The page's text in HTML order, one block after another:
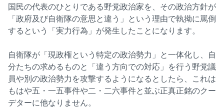
国民の代表のひとりである野党政治家を、その政治方針が
「政府及び自衛隊の意思と違う」という理由で執拗に罵倒
するという「実力行為」が発生したことになります。
自衛隊が「現政権という特定の政治勢力」と一体化し、自
分たちの求めるものと「違う方向での対応」を行う野党議
員や別の政治勢力を攻撃するようになるとしたら、これは
もはや五・一五事件や二・二六事件と並ぶ正真正銘のクー
デターに他なりません。